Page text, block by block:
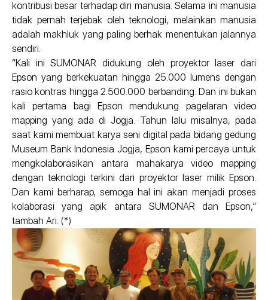
kontribusi besar terhadap diri manusia. Selama ini manusia
tidak pernah terjebak oleh teknologi, melainkan manusia
adalah makhluk yang paling berhak menentukan jalannya
sendiri.
“Kali ini SUMONAR didukung oleh proyektor laser dari
Epson yang berkekuatan hingga 25.000 lumens dengan
rasio kontras hingga 2.500.000 berbanding. Dan ini bukan
kali pertama bagi Epson mendukung pagelaran video
mapping yang ada di Jogja. Tahun lalu misalnya, pada
saat kami membuat karya seni digital pada bidang gedung
Museum Bank Indonesia Jogja, Epson kami percaya untuk
mengkolaborasikan antara mahakarya video mapping
dengan teknologi terkini dari proyektor laser milik Epson.
Dan kami berharap, semoga hal ini akan menjadi proses
kolaborasi yang apik antara SUMONAR dan Epson,”
tambah Ari. (*)